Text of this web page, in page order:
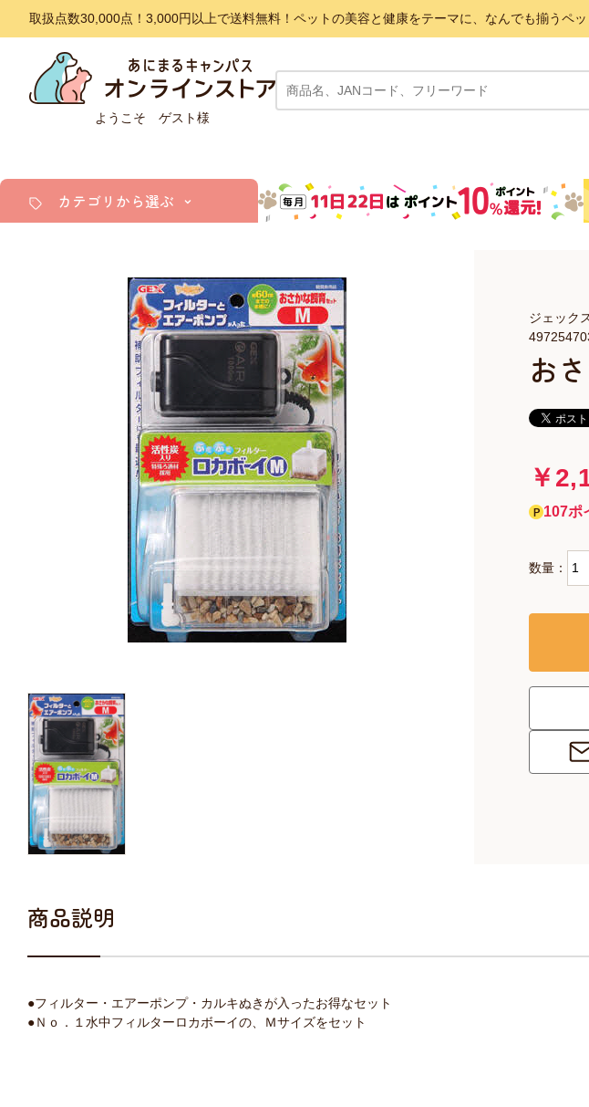
取扱点数30,000点！3,000円以上で送料無料！ペットの美容と健康をテーマに、なんでも揃うペ
ようこそ ゲスト様
カテゴリから選ぶ
アクア・爬虫類・昆虫
キャットフード
美容・ケア用品
服・おさんぽ用品
日用品（デイリー）
トリマーグッズ
シニアサポート
お
ジェック
￥
107ポ
数量：
商品説明
●フィルター・エアーポンプ・カルキぬきが入ったお得なセット
●Ｎｏ．１水中フィルターロカボーイの、Ｍサイズをセット